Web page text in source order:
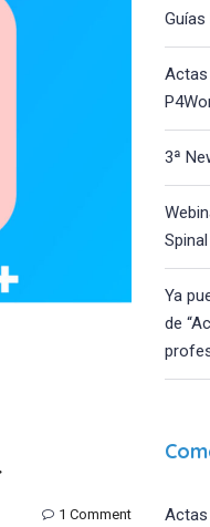
1 Comment
Actas
3ª
Ya
de
Actas